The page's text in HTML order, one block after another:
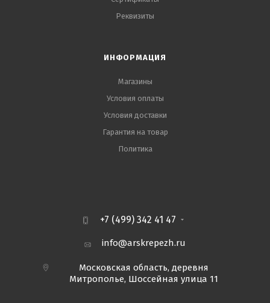
Реквизиты
ИНФОРМАЦИЯ
Магазины
Условия оплаты
Условия доставки
Гарантия на товар
Политика
+7 (499) 342 41 47
info@arskrepezh.ru
Московская область, деревня
Митрополье, Шоссейная улица 11